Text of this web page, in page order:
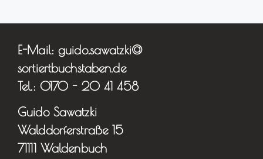
E-Mail: guido.sawatzki@
sortiertbuchstaben.de
Tel.: 0170 - 20 41 458
Guido Sawatzki
Walddorferstraße 15
71111 Waldenbuch